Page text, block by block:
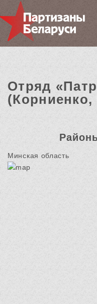
Отряд
Минская область